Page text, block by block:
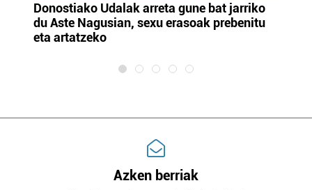
Donostiako Udalak arreta gune bat jarriko
du Aste Nagusian, sexu erasoak prebenitu
eta artatzeko
Azken berriak